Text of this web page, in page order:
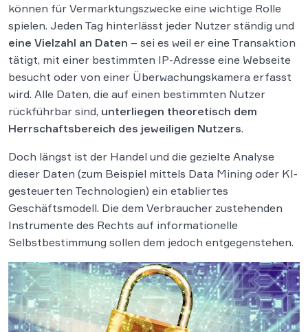
können für Vermarktungszwecke eine wichtige Rolle
spielen. Jeden Tag hinterlässt jeder Nutzer ständig und
eine Vielzahl an Daten – sei es weil er eine Transaktion
tätigt, mit einer bestimmten IP-Adresse eine Webseite
besucht oder von einer Überwachungskamera erfasst
wird. Alle Daten, die auf einen bestimmten Nutzer
rückführbar sind, unterliegen theoretisch dem
Herrschaftsbereich des jeweiligen Nutzers.
Doch längst ist der Handel und die gezielte Analyse
dieser Daten (zum Beispiel mittels Data Mining oder KI-
gesteuerten Technologien) ein etabliertes
Geschäftsmodell. Die dem Verbraucher zustehenden
Instrumente des Rechts auf informationelle
Selbstbestimmung sollen dem jedoch entgegenstehen.